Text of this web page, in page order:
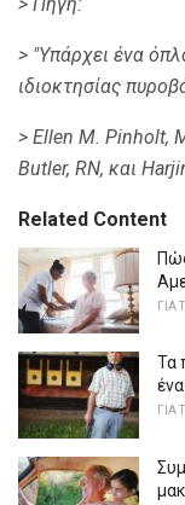
> "Υπάρχει ένα
ιδιοκτησίας
> Ellen M. Pinholt,
Butler, RN, και
Related Content
ΓΙΑ
Τα